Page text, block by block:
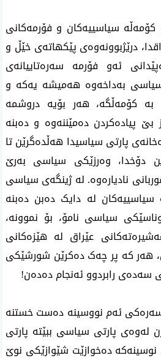
سیاسییەکان و فۆرمەکانی
درێژبوونەوەی پێکهاتەی خێڵ و
ئەو فۆرمە سەرەتاییانەی
سیاسی بەداخەوە هەمیشە یەکە و
بە کۆمەڵگە، هەر بۆیە دروشمە
پیادەکردن دەمێننەوە و دەبنە
پارتی سیاسیدا هەڵدەگرێن تا
دۆخدا، وەرزێکی سیاسی بەرێ
نادیارەوە. لە ژینگەی سیاسی
لە دایک دەبن دەبنە
سیاسی نامۆ، بۆ نموونە،
عێراق لە هێزەکانی
هەر کە پر چەک دەکرێن شورشێکی
رابردوو ئەنجام دەدەن!
ئەم نووسینە دەست خستنە
لەوەی پارتی سیاسی ببێتە پارتی
دەخوازێت شێوازێکی نوێ